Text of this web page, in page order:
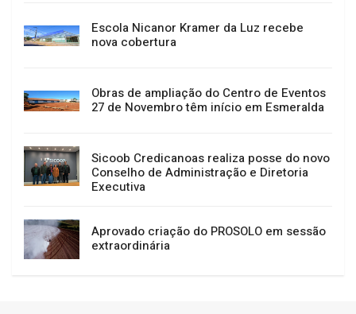
Escola Nicanor Kramer da Luz recebe
nova cobertura
Obras de ampliação do Centro de Eventos
27 de Novembro têm início em Esmeralda
Sicoob Credicanoas realiza posse do novo
Conselho de Administração e Diretoria
Executiva
Aprovado criação do PROSOLO em sessão
extraordinária